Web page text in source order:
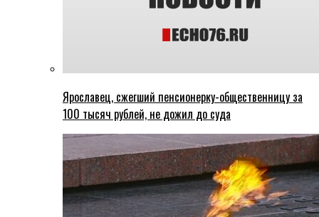
Ярославец, сжегший пенсионерку-общественницу за
100 тысяч рублей, не дожил до суда